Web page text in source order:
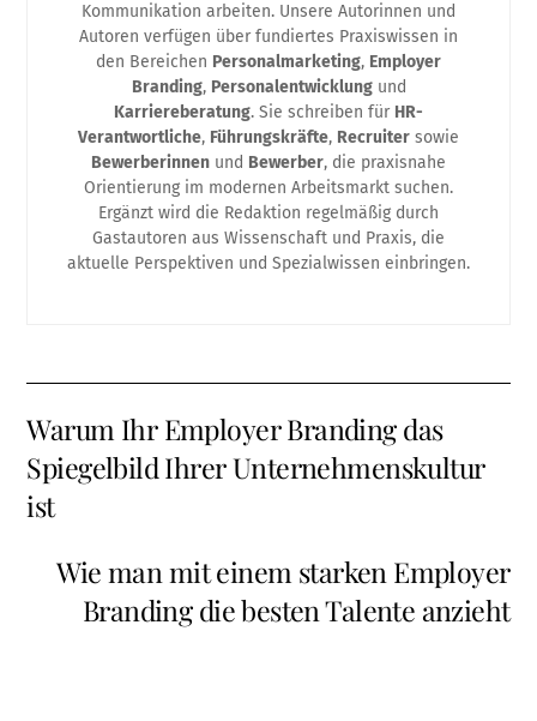
Kommunikation arbeiten. Unsere Autorinnen und
Autoren verfügen über fundiertes Praxiswissen in
den Bereichen Personalmarketing, Employer
Branding, Personalentwicklungund
Karriereberatung. Sie schreiben für HR-
Verantwortliche, Führungskräfte, Recruiter sowie
Bewerberinnen und Bewerber, die praxisnahe
Orientierung im modernen Arbeitsmarkt suchen.
Ergänzt wird die Redaktion regelmäßig durch
Gastautoren aus Wissenschaft und Praxis, die
aktuelle Perspektiven und Spezialwissen einbringen.
Warum Ihr Employer Branding das
Spiegelbild Ihrer Unternehmenskultur
ist
Wie man mit einem starken Employer
Branding die besten Talente anzieht